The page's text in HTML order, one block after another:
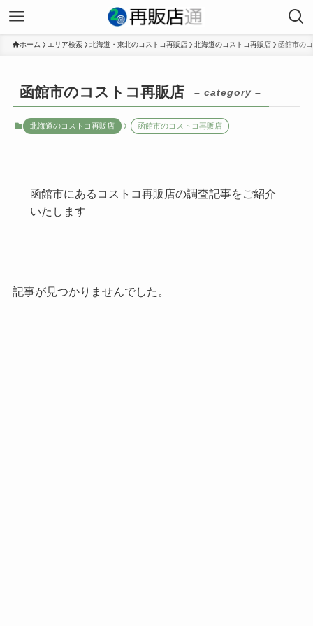
ホーム エリア検索 北海道・東北のコストコ再販店 北海道のコストコ再販店 函館市の
函館市のコストコ再販店 – category –
北海道のコストコ再販店 函館市のコストコ再販店
函館市にあるコストコ再販店の調査記事をご紹介
いたします
記事が見つかりませんでした。